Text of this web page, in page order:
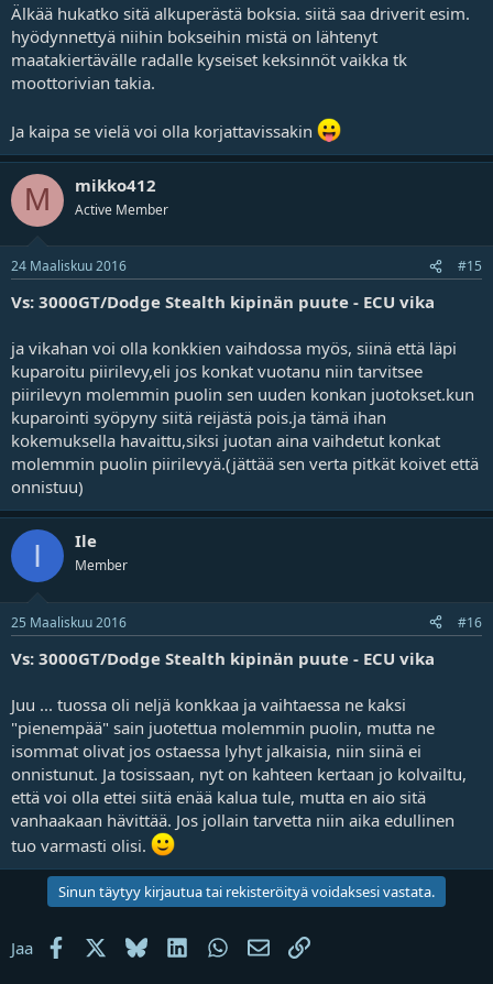
Älkää hukatko sitä alkuperästä boksia. siitä saa driverit esim.
hyödynnettyä niihin bokseihin mistä on lähtenyt
maatakiertävälle radalle kyseiset keksinnöt vaikka tk
moottorivian takia.
Ja kaipa se vielä voi olla korjattavissakin
M mikko412
Active Member
24 Maaliskuu 2016 #15
Vs: 3000GT/Dodge Stealth kipinän puute - ECU vika
ja vikahan voi olla konkkien vaihdossa myös, siinä että läpi
kuparoitu piirilevy,eli jos konkat vuotanu niin tarvitsee
piirilevyn molemmin puolin sen uuden konkan juotokset.kun
kuparointi syöpyny siitä reijästä pois.ja tämä ihan
kokemuksella havaittu,siksi juotan aina vaihdetut konkat
molemmin puolin piirilevyä.(jättää sen verta pitkät koivet että
onnistuu)
I Ile
Member
25 Maaliskuu 2016 #16
Vs: 3000GT/Dodge Stealth kipinän puute - ECU vika
Juu ... tuossa oli neljä konkkaa ja vaihtaessa ne kaksi
"pienempää" sain juotettua molemmin puolin, mutta ne
isommat olivat jos ostaessa lyhyt jalkaisia, niin siinä ei
onnistunut. Ja tosissaan, nyt on kahteen kertaan jo kolvailtu,
että voi olla ettei siitä enää kalua tule, mutta en aio sitä
vanhaakaan hävittää. Jos jollain tarvetta niin aika edullinen
tuo varmasti olisi.
Sinun täytyy kirjautua tai rekisteröityä voidaksesi vastata.
Jaa Facebook BlueskyLinkedInWhatsAppSähköposti
Linkki